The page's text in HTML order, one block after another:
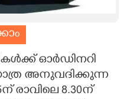
ഓർഡിനറി
അനുവദിക്കുന്ന
രാവിലെ 8.30ന്